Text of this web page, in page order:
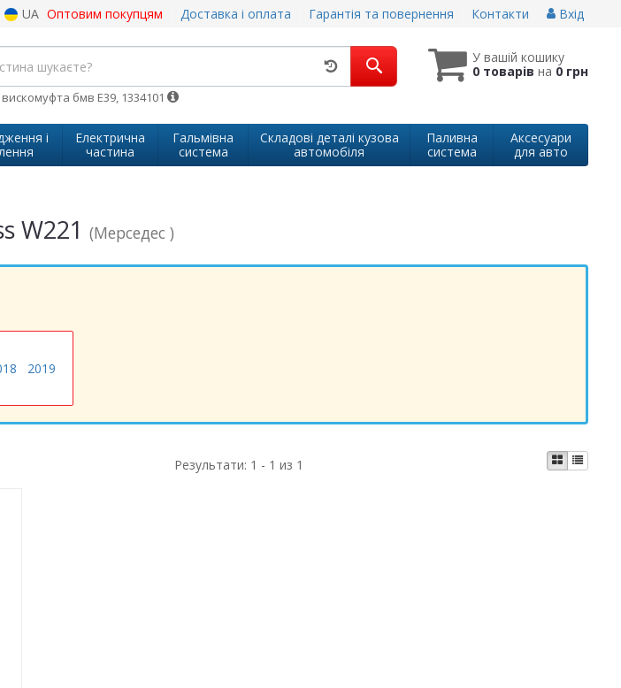
UA Оптовим покупцям Доставка і оплата Гарантія та повернення Контакти Вхід
У вашій кошику
0 товарів на 0 грн
бмв Е39, 1334101
і
Електрична
частина
Гальмівна
система
Складові деталі кузова
автомобіля
Паливна
система
Аксесуари
для авто
W221 (Мерседес )
2019
Результати: 1 - 1 из 1